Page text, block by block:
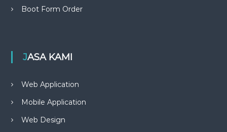
Boot Form Order
JASA KAMI
Web Application
Mobile Application
Web Design